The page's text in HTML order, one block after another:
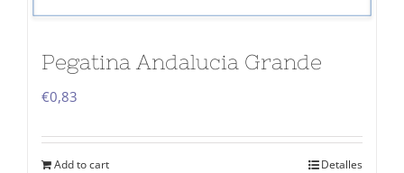
Pegatina Andalucia Grande
€0,83
Add to cart Detalles